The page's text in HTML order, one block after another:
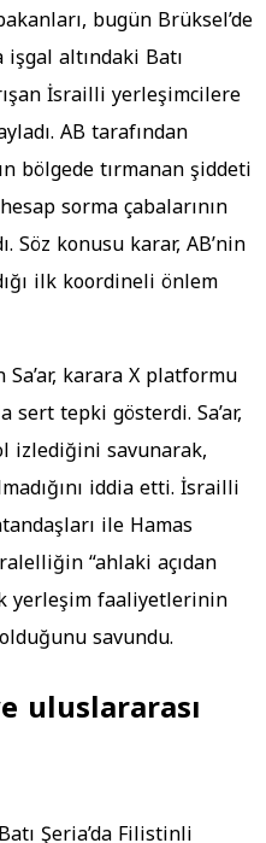
bugün Brüksel’de
altındaki Batı
İsrailli yerleşimcilere
AB tarafından
bölgede tırmanan şiddeti
sorma çabalarının
Söz konusu karar, AB’nin
ilk koordineli önlem
karara X platformu
sert tepki gösterdi. Sa’ar,
izlediğini savunarak,
iddia etti. İsrailli
ile Hamas
“ahlaki açıdan
yerleşim faaliyetlerinin
savundu.
uluslararası
Şeria’da Filistinli